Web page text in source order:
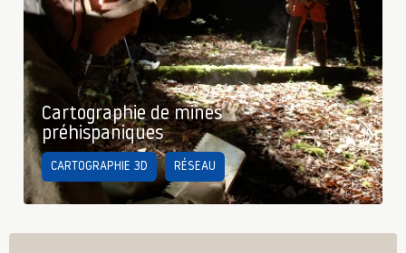
Cartographie de mines
préhispaniques
CARTOGRAPHIE 3D RÉSEAU